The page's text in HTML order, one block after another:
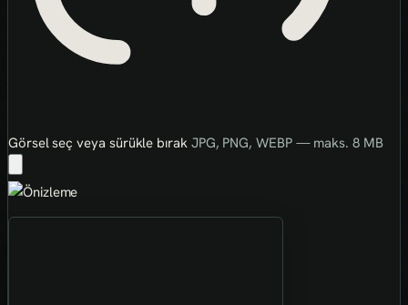
Görsel seç veya sürükle bırak JPG, PNG, WEBP — maks. 8 MB